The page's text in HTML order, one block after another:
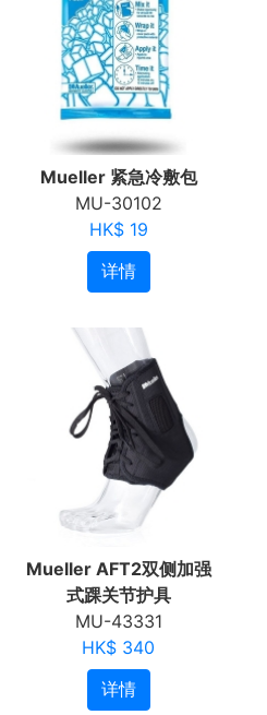
Mueller 紧急冷敷包
MU-30102
HK$ 19
详情
Mueller AFT2双侧加强
式踝关节护具
MU-43331
HK$ 340
详情